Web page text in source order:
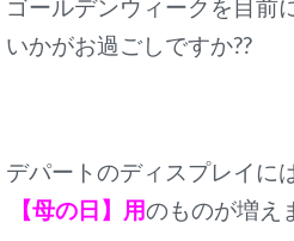
ゴールデンウィークを目前
いかがお過ごしですか??
デパートのディスプレイに
【母の日】用のものが増え